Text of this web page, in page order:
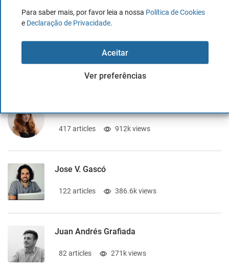
Para saber mais, por favor leia a nossa Política de Cookies
e Declaração de Privacidade.
Aceitar
Ver preferências
30 Julho, 2026
TOP AUTHORS
417 articles 912k views
Jose V. Gascó
122 articles 386.6k views
Juan Andrés Grafiada
82 articles 271k views